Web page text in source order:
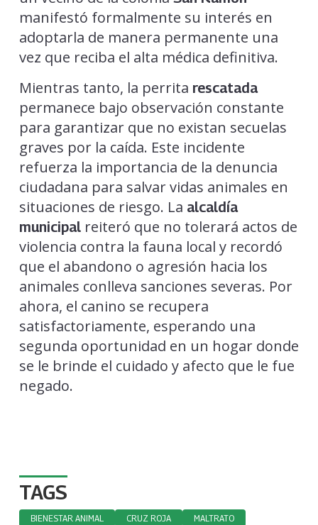
manifestó formalmente su interés en
adoptarla de manera permanente una
vez que reciba el alta médica definitiva.
Mientras tanto, la perrita rescatada
permanece bajo observación constante
para garantizar que no existan secuelas
graves por la caída. Este incidente
refuerza la importancia de la denuncia
ciudadana para salvar vidas animales en
situaciones de riesgo. La alcaldía
municipalreiteró que no tolerará actos de
violencia contra la fauna local y recordó
que el abandono o agresión hacia los
animales conlleva sanciones severas. Por
ahora, el canino se recupera
satisfactoriamente, esperando una
segunda oportunidad en un hogar donde
se le brinde el cuidado y afecto que le fue
negado.
TAGS
BIENESTAR ANIMAL CRUZ ROJA
MALTRATO